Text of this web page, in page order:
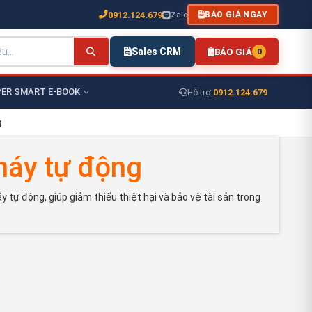
0912.124.679 Zalo BÁO GIÁ NGAY
Sales CRM BÁO GIÁ 0
SMART E-BOOK Hỗ trợ:0912.124.679
tự động
tự động, giúp giảm thiểu thiệt hại và bảo vệ tài sản trong